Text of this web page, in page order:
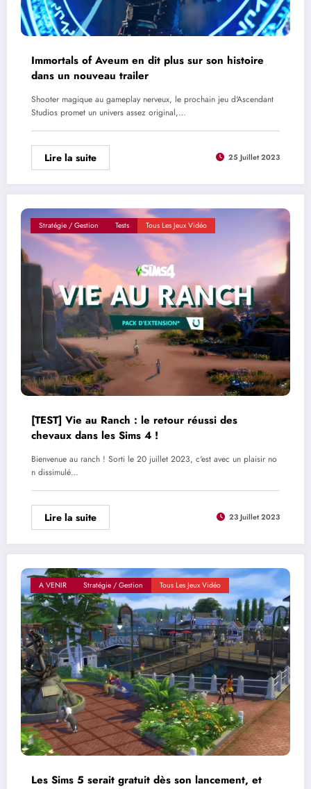
Immortals of Aveum en dit plus sur son histoire
dans un nouveau trailer
Shooter magique au gameplay nerveux, le prochain jeu d'Ascendant
Studios promet un univers assez original,…
Lire la suite 25 Juillet 2023
Stratégie / Gestion Tests Tous Les Jeux Vidéo
[TEST] Vie au Ranch : le retour réussi des
chevaux dans les Sims 4 !
Bienvenue au ranch ! Sorti le 20 juillet 2023, c'est avec un plaisir no
n dissimulé…
Lire la suite 23 Juillet 2023
A VENIR Stratégie / Gestion Tous Les Jeux Vidéo
Les Sims 5 serait gratuit dès son lancement, et